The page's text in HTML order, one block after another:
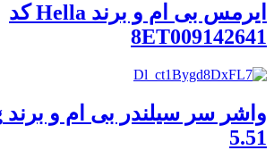
ایرمس بی ام و برند Hella کد
8ET009142641
5.51